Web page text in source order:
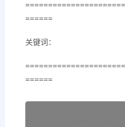
======
关键词：
======